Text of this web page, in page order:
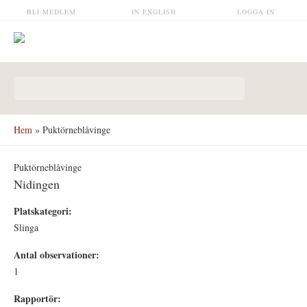
Hoppa till huvudinnehåll LOGGA IN
IN ENGLISH
BLI MEDLEM
Hem » Puktörneblåvinge
Puktörneblåvinge
Nidingen
Platskategori:
Slinga
Antal observationer:
1
Rapportör: